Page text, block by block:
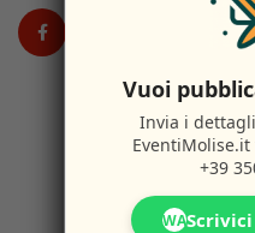
Vuoi
Invia i
EventiMolise.it
+39
WA